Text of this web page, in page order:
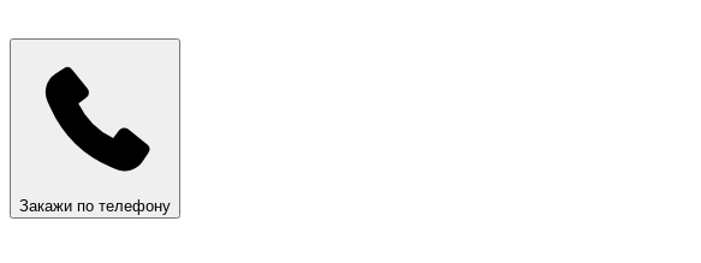
Закажи по телефону